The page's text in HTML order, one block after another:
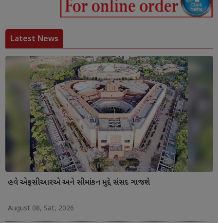
Latest News
હવે એફસીઆરએ અને સીમાંકન મુદ્દે સંસદ ગાજશે
August 08, Sat, 2026